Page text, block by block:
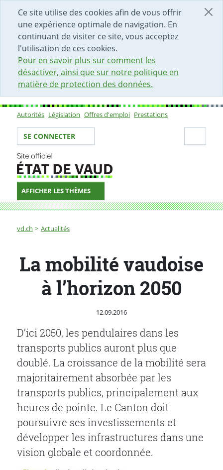
Ce site utilise des cookies afin de vous offrir
une expérience optimale de navigation. En
continuant de visiter ce site, vous acceptez
l'utilisation de ces cookies.
Pour en savoir plus sur comment les
désactiver, ainsi que sur notre politique en
matière de protection des données.
DÉBUT DU CONTENU DE LA PAGE
ACCÈS AU CHAMP DE RECHERCHE
PAGE D'ACCUEIL
FORMULAIRE DE CONTACT
Sous-navigation
Autorités Législation Offres d'emploi Prestations
Votre identité
SE CONNECTER
AFFICHER LES THÈMES
Fil d'Ariane
vd.ch Actualités
La mobilité vaudoise à l’horizon 2050
La mobilité vaudoise
à l’horizon 2050
Publié le
12.09.2016
D’ici 2050, les pendulaires dans les
transports publics auront plus que
doublé. La croissance de la mobilité sera
majoritairement absorbée par les
transports publics, principalement aux
heures de pointe. Le Canton doit
poursuivre ses investissements et
développer les infrastructures dans une
vision globale et coordonnée.